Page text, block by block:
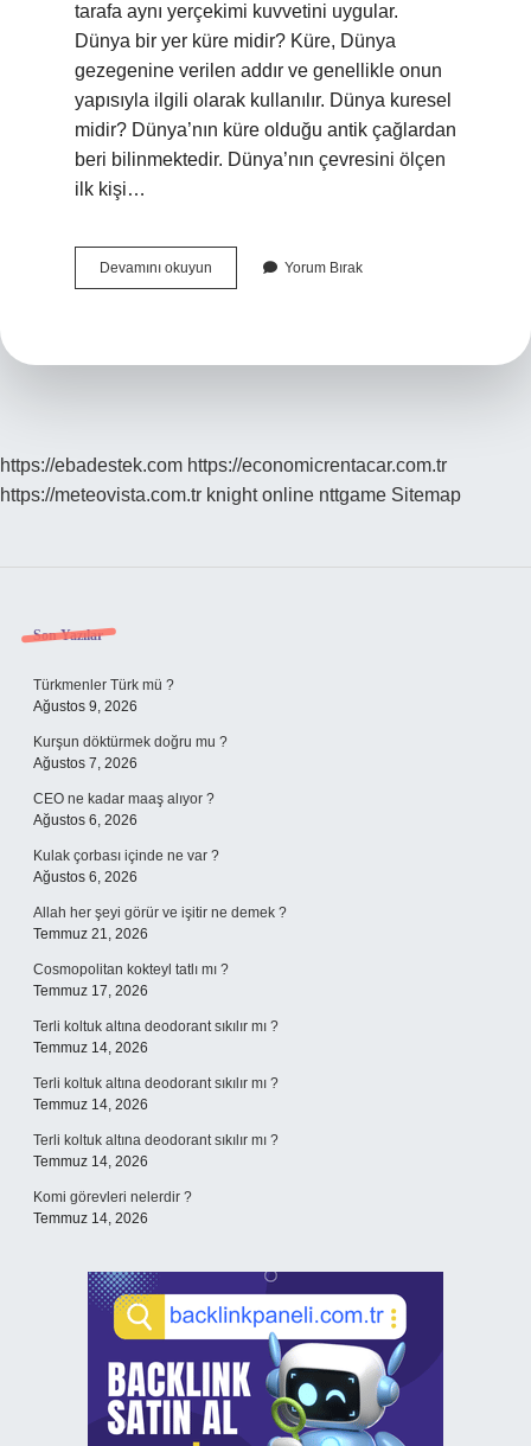
tarafa aynı yerçekimi kuvvetini uygular.
Dünya bir yer küre midir? Küre, Dünya
gezegenine verilen addır ve genellikle onun
yapısıyla ilgili olarak kullanılır. Dünya kuresel
midir? Dünya’nın küre olduğu antik çağlardan
beri bilinmektedir. Dünya’nın çevresini ölçen
ilk kişi…
Devamını okuyun
Ve
Yorum Bırak
https://ebadestek.com https://economicrentacar.com.tr
https://meteovista.com.tr knight online nttgame Sitemap
Sidebar
Son Yazılar
Türkmenler Türk mü ?
Ağustos 9, 2026
Kurşun döktürmek doğru mu ?
Ağustos 7, 2026
CEO ne kadar maaş alıyor ?
Ağustos 6, 2026
Kulak çorbası içinde ne var ?
Ağustos 6, 2026
Allah her şeyi görür ve işitir ne demek ?
Temmuz 21, 2026
Cosmopolitan kokteyl tatlı mı ?
Temmuz 17, 2026
Terli koltuk altına deodorant sıkılır mı ?
Temmuz 14, 2026
Terli koltuk altına deodorant sıkılır mı ?
Temmuz 14, 2026
Terli koltuk altına deodorant sıkılır mı ?
Temmuz 14, 2026
Komi görevleri nelerdir ?
Temmuz 14, 2026